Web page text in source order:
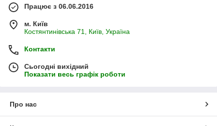
Працює з 06.06.2016
м. Київ
Костянтинівська 71, Київ, Україна
Контакти
Сьогодні вихідний
Показати весь графік роботи
Про нас